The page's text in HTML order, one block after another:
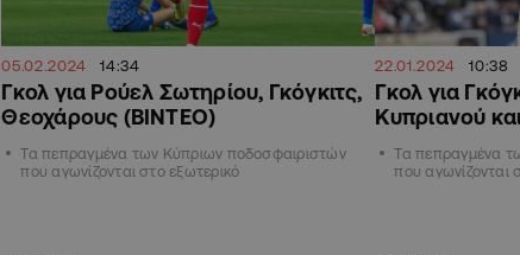
05.02.2024 14:34
Γκολ για Ρούελ Σωτηρίου, Γκόγκιτς,
Θεοχάρους (ΒΙΝΤΕΟ)
Τα πεπραγμένα των Κύπριων ποδοσφαιριστών
που αγωνίζονται στο εξωτερικό
22.01.2024 10:38
Γκολ για
Κυπριανού
Τα πεπραγμένα
που αγωνίζονται